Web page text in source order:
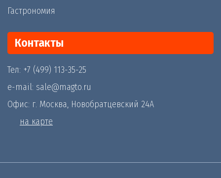
Гастрономия
Контакты
Тел: +7 (499) 113-35-25
e-mail: sale@magto.ru
Офис: г. Москва, Новобратцевский 24А
на карте